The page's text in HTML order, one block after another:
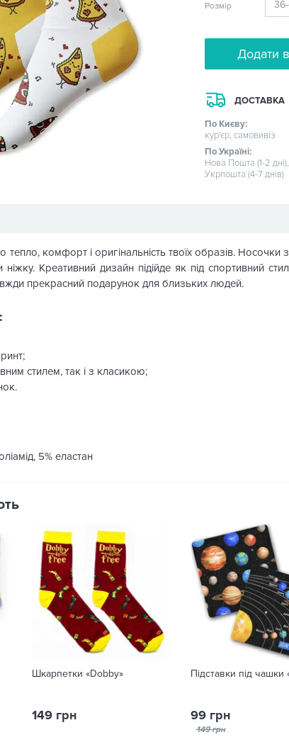
Розмір
Додати
ДОСТАВКА
По Києву:
кур'єр, самовивіз
По Україні:
Нова Пошта (1-2 дні),
Укрпошта (4-7 днів)
комфорт і оригінальність твоїх образів. Носочки
ніжку. Креативний дизайн підійде як під спортивний
прекрасний подарунок для близьких людей.
стилем, так і з класикою;
5% еластан
Шкарпетки «Dobby»
149 грн
Підставки під чашки
99 грн
149 грн